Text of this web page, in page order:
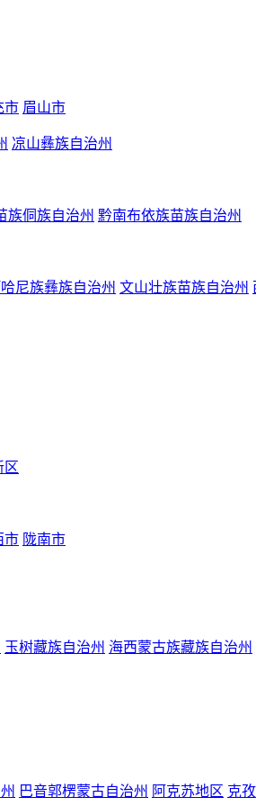
市 眉山市
凉山彝族自治州
族侗族自治州 黔南布依族苗族自治州
尼族彝族自治州 文山壮族苗族自治州
区
市 陇南市
玉树藏族自治州 海西蒙古族藏族自治州
巴音郭楞蒙古自治州 阿克苏地区 克